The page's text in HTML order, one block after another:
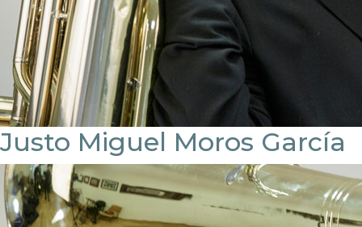
Justo Miguel Moros García